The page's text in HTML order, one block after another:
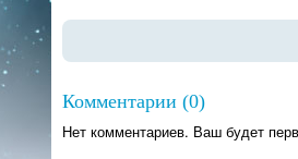
Комментарии (0)
Нет комментариев. Ваш будет